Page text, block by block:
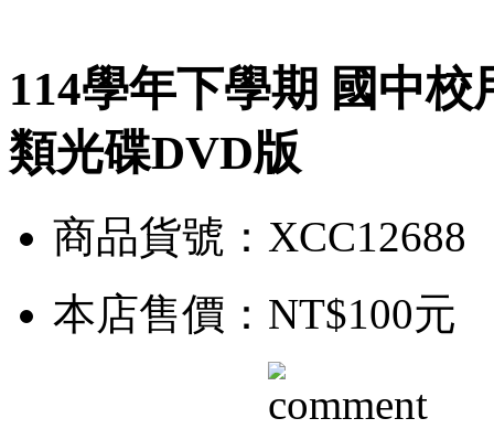
114學年下學期 國中
類光碟DVD版
商品貨號：XCC12688
本店售價： NT$100元